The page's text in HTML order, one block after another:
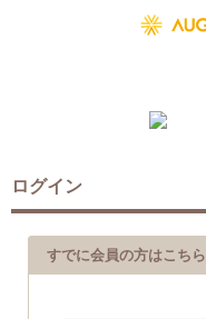
ログイン
すでに会員の方はこちら